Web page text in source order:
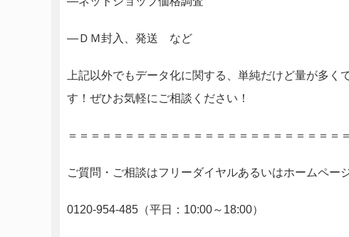
―ＤＭ封入、発送 など
上記以外でもデータ化に関する、単純だけど量が多
す！ぜひお気軽にご相談ください！
＝＝＝＝＝＝＝＝＝＝＝＝＝＝＝＝＝＝＝＝＝＝＝＝
ご質問・ご相談はフリーダイヤルあるいはホームペー
0120-954-485（平日：10:00～18:00）